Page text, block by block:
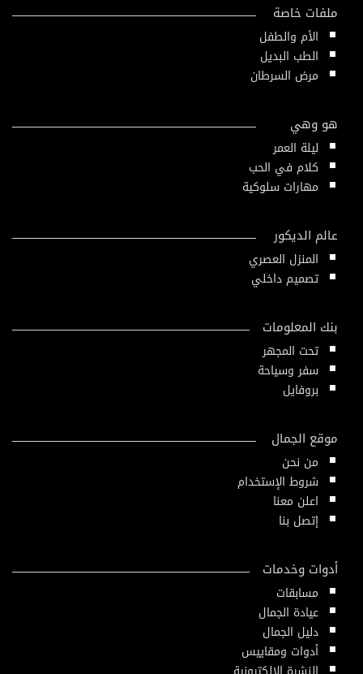
ملفات خاصة
الأم والطفل
الطب البديل
مرض السرطان
هو وهي
ليلة العمر
كلام في الحب
مهارات سلوكية
عالم الديكور
المنزل العصري
تصميم داخلي
بنك المعلومات
تحت المجهر
سفر وسياحة
بروفايل
موقع الجمال
من نحن
شروط الإستخدام
اعلن معنا
إتصل بنا
أدوات وخدمات
مسابقات
عيادة الجمال
دليل الجمال
أدوات ومقاييس